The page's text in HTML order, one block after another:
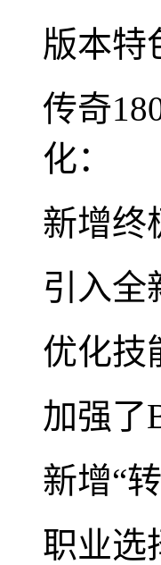
版本特
传奇
化：
新增终
引入全
优化技
加强了
新增“
职业选